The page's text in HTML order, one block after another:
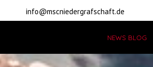
info@mscniedergrafschaft.de
NEWS BLOG